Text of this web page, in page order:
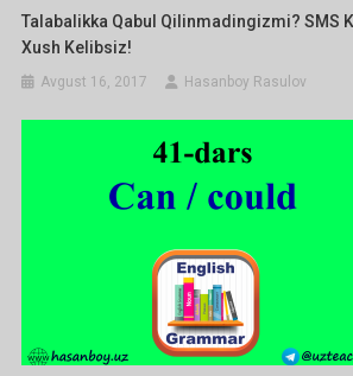
Talabalikka Qabul Qilinmadingizmi? SMS
Xush Kelibsiz!
Avgust 16, 2017 Hasanboy Rasulov